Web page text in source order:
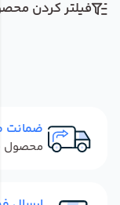
فیلتر کردن
ضمانت
محصول